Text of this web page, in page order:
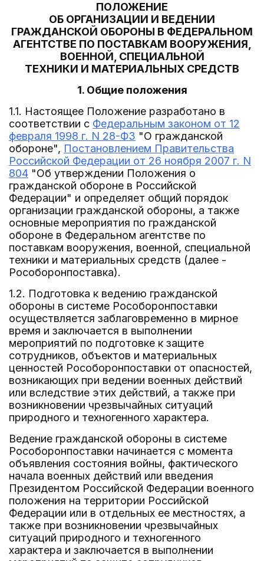
ПОЛОЖЕНИЕ
ОБ ОРГАНИЗАЦИИ И ВЕДЕНИИ
ГРАЖДАНСКОЙ ОБОРОНЫ В ФЕДЕРАЛЬНОМ
АГЕНТСТВЕ ПО ПОСТАВКАМ ВООРУЖЕНИЯ,
ВОЕННОЙ, СПЕЦИАЛЬНОЙ
ТЕХНИКИ И МАТЕРИАЛЬНЫХ СРЕДСТВ
1. Общие положения
1.1. Настоящее Положение разработано в
соответствии с Федеральным законом от 12
февраля 1998 г. N 28-ФЗ "О гражданской
обороне", Постановлением Правительства
Российской Федерации от 26 ноября 2007 г. N
804 "Об утверждении Положения о
гражданской обороне в Российской
Федерации" и определяет общий порядок
организации гражданской обороны, а также
основные мероприятия по гражданской
обороне в Федеральном агентстве по
поставкам вооружения, военной, специальной
техники и материальных средств (далее -
Рособоронпоставка).
1.2. Подготовка к ведению гражданской
обороны в системе Рособоронпоставки
осуществляется заблаговременно в мирное
время и заключается в выполнении
мероприятий по подготовке к защите
сотрудников, объектов и материальных
ценностей Рособоронпоставки от опасностей,
возникающих при ведении военных действий
или вследствие этих действий, а также при
возникновении чрезвычайных ситуаций
природного и техногенного характера.
Ведение гражданской обороны в системе
Рособоронпоставки начинается с момента
объявления состояния войны, фактического
начала военных действий или введения
Президентом Российской Федерации военного
положения на территории Российской
Федерации или в отдельных ее местностях, а
также при возникновении чрезвычайных
ситуаций природного и техногенного
характера и заключается в выполнении